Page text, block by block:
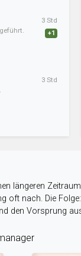
3 Std
+1
3 Std
längeren
oft nach. Die
den Vorsprung